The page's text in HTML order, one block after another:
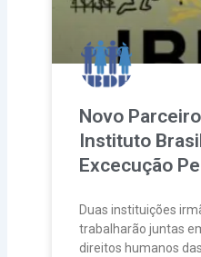
Novo
Instituto
Excecução
Duas instituições
trabalharão juntas
direitos humanos